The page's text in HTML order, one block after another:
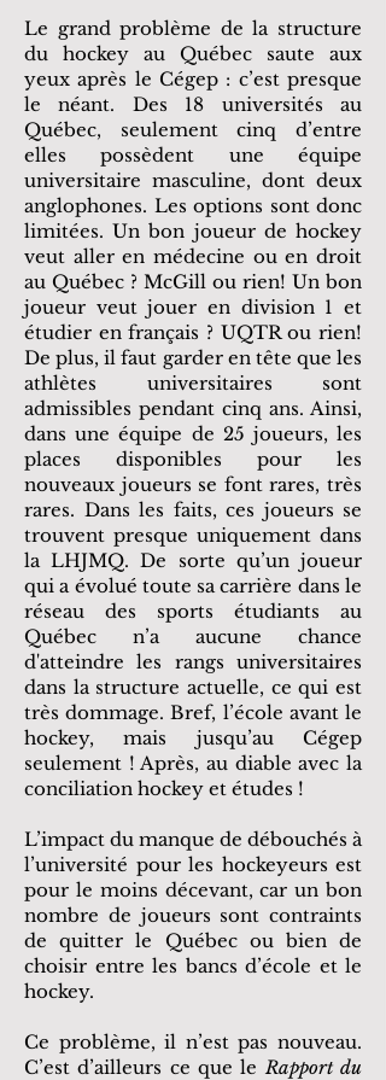
Le grand problème de la structure
du hockey au Québec saute aux
yeux après le Cégep : c’est presque
le néant. Des 18 universités au
Québec, seulement cinq d’entre
elles possèdent une équipe
universitaire masculine, dont deux
anglophones. Les options sont donc
limitées. Un bon joueur de hockey
veut aller en médecine ou en droit
au Québec ? McGill ou rien! Un bon
joueur veut jouer en division 1 et
étudier en français ? UQTR ou rien!
De plus, il faut garder en tête que les
athlètes universitaires sont
admissibles pendant cinq ans. Ainsi,
dans une équipe de 25 joueurs, les
places disponibles pour les
nouveaux joueurs se font rares, très
rares. Dans les faits, ces joueurs se
trouvent presque uniquement dans
la LHJMQ. De sorte qu’un joueur
qui a évolué toute sa carrière dans le
réseau des sports étudiants au
Québec n’a aucune chance
d'atteindre les rangs universitaires
dans la structure actuelle, ce qui est
très dommage. Bref, l’école avant le
hockey, mais jusqu’au Cégep
seulement ! Après, au diable avec la
conciliation hockey et études !
L’impact du manque de débouchés à
l’université pour les hockeyeurs est
pour le moins décevant, car un bon
nombre de joueurs sont contraints
de quitter le Québec ou bien de
choisir entre les bancs d’école et le
hockey.
Ce problème, il n’est pas nouveau.
C’est d’ailleurs ce que leRapport du